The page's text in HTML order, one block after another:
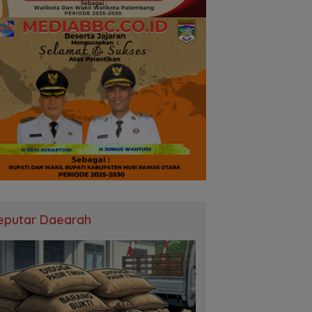
Daearah